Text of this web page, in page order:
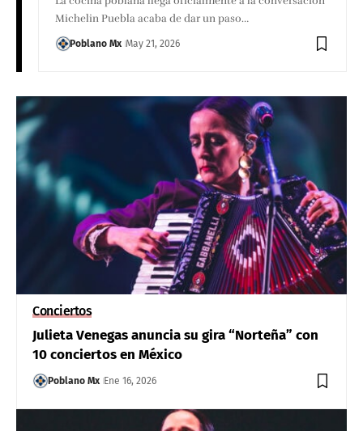
Michelin Puebla acaba de dar un paso…
Poblano Mx May 21, 2026
Conciertos
Julieta Venegas anuncia su gira “Norteña” con
10 conciertos en México
Poblano Mx Ene 16, 2026